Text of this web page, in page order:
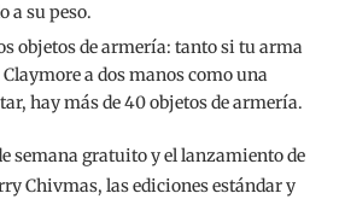
a su peso.
objetos de armería: tanto si tu arma
a dos manos como una
hay más de 40 objetos de armería.
semana gratuito y el lanzamiento de
Chivmas, las ediciones estándar y